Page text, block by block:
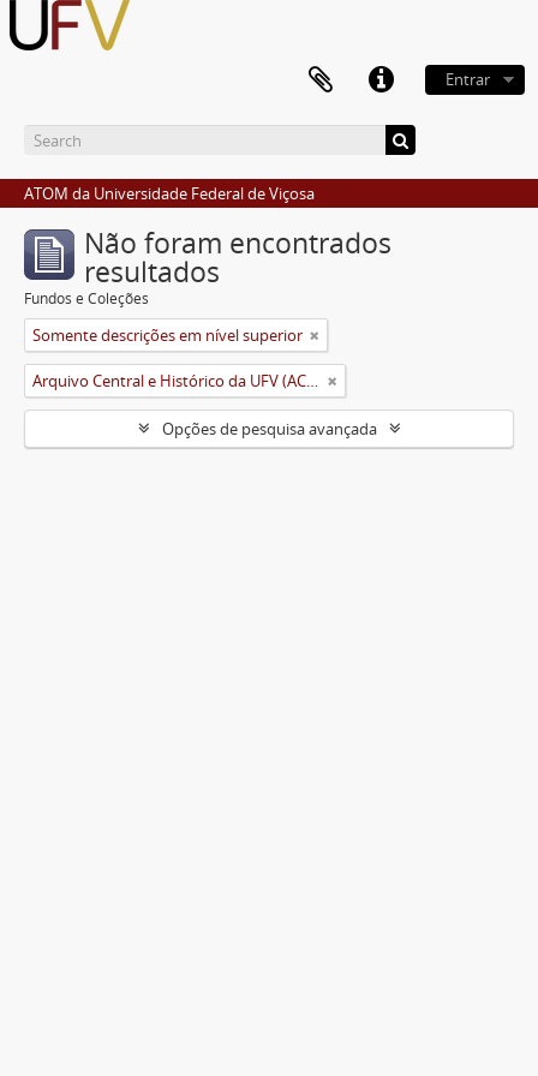
Entrar
ATOM da Universidade Federal de Viçosa
Não foram encontrados
resultados
Fundos e Coleções
Somente descrições em nível superior
Arquivo Central e Histórico da UFV (ACH-UFV)
Opções de pesquisa avançada